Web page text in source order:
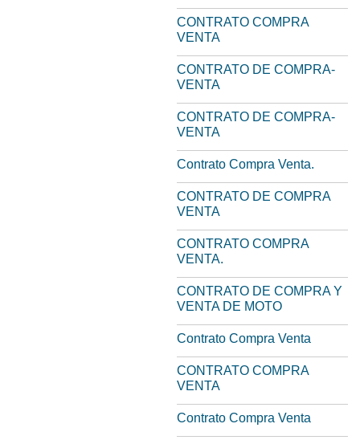
CONTRATO COMPRA
VENTA
CONTRATO DE COMPRA-
VENTA
CONTRATO DE COMPRA-
VENTA
Contrato Compra Venta.
CONTRATO DE COMPRA
VENTA
CONTRATO COMPRA
VENTA.
CONTRATO DE COMPRA Y
VENTA DE MOTO
Contrato Compra Venta
CONTRATO COMPRA
VENTA
Contrato Compra Venta